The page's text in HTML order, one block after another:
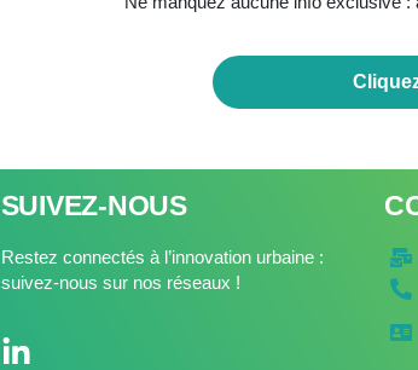
SUIVEZ-NOUS
Restez connectés à l’innovation urbaine :
suivez-nous sur nos réseaux !